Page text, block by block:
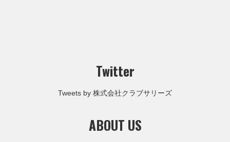
Twitter
Tweets by 株式会社クラブサリーズ
ABOUT US